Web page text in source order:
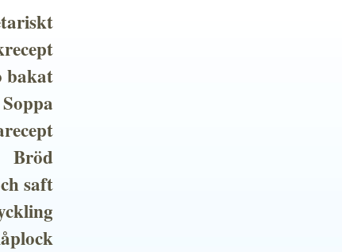
bakat
Soppa
Bröd
saft